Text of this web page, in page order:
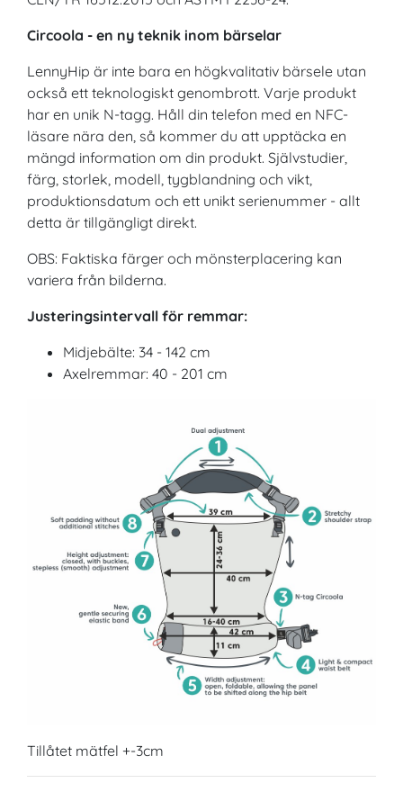
Circoola - en ny teknik inom bärselar
LennyHip är inte bara en högkvalitativ bärsele utan
också ett teknologiskt genombrott. Varje produkt
har en unik N-tagg. Håll din telefon med en NFC-
läsare nära den, så kommer du att upptäcka en
mängd information om din produkt. Självstudier,
färg, storlek, modell, tygblandning och vikt,
produktionsdatum och ett unikt serienummer - allt
detta är tillgängligt direkt.
OBS: Faktiska färger och mönsterplacering kan
variera från bilderna.
Justeringsintervall för remmar:
Midjebälte: 34 - 142 cm
Axelremmar: 40 - 201 cm
Tillåtet mätfel +-3cm